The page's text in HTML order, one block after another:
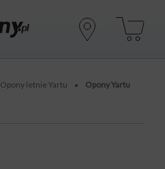
Opony letnie Yartu •
Opony Yartu